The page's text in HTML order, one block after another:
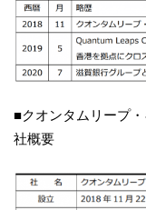
■クオンタムリープ
社概要